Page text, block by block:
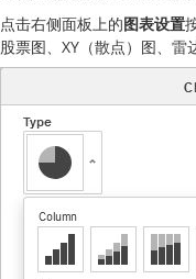
点击右侧面板上的图表设置
股票图、XY（散点）图、雷